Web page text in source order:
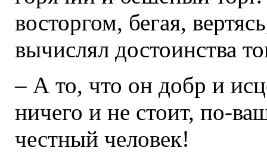
восторгом, бегая,
вычислял достоинства
– А то, что он добр и
ничего и не стоит, по-
честный человек!